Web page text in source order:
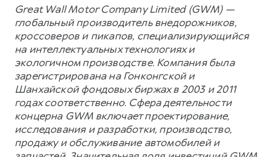
Great Wall Motor Company Limited (GWM) —
глобальный производитель внедорожников,
кроссоверов и пикапов, специализирующийся
на интеллектуальных технологиях и
экологичном производстве. Компания была
зарегистрирована на Гонконгской и
Шанхайской фондовых биржах в 2003 и 2011
годах соответственно. Сфера деятельности
концерна GWM включает проектирование,
исследования и разработки, производство,
продажу и обслуживание автомобилей и